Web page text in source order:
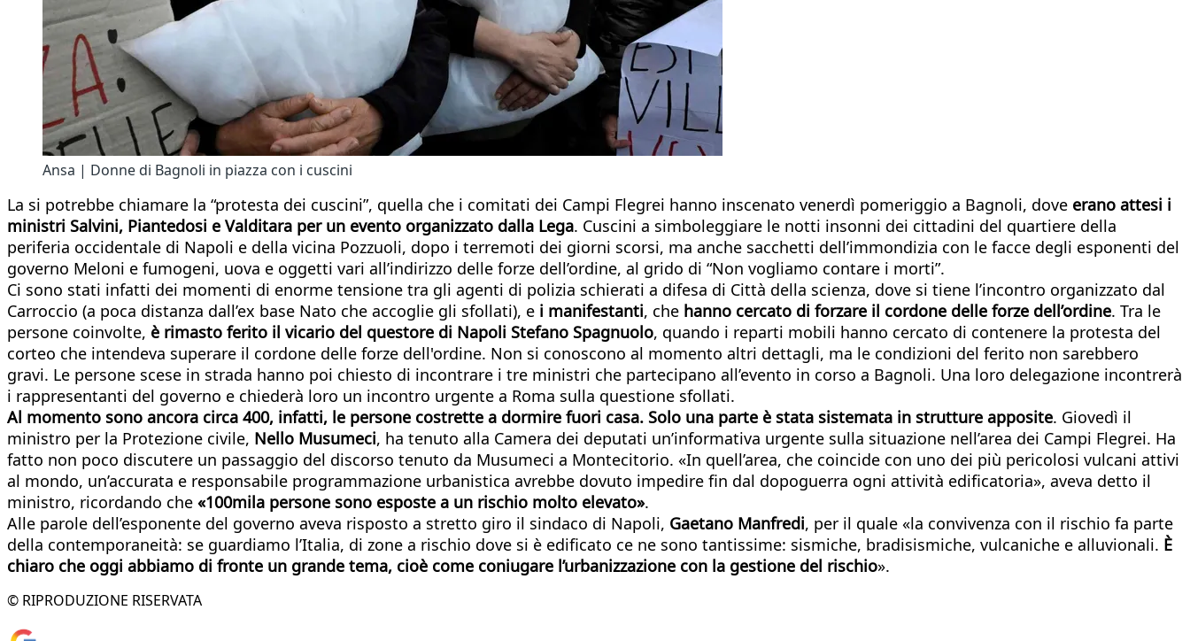
Ansa | Donne di Bagnoli in piazza con i cuscini
La si potrebbe chiamare la “protesta dei cuscini”, quella che i comitati dei Campi Flegrei hanno inscenato venerdì pomeriggio a Bagnoli, dove erano attesi i
ministri Salvini, Piantedosi e Valditara per un evento organizzato dalla Lega. Cuscini a simboleggiare le notti insonni dei cittadini del quartiere della
periferia occidentale di Napoli e della vicina Pozzuoli, dopo i terremoti dei giorni scorsi, ma anche sacchetti dell’immondizia con le facce degli esponenti del
governo Meloni e fumogeni, uova e oggetti vari all’indirizzo delle forze dell’ordine, al grido di “Non vogliamo contare i morti”.
Ci sono stati infatti dei momenti di enorme tensione tra gli agenti di polizia schierati a difesa di Città della scienza, dove si tiene l’incontro organizzato dal
Carroccio (a poca distanza dall’ex base Nato che accoglie gli sfollati), e i manifestanti, che hanno cercato di forzare il cordone delle forze dell’ordine. Tra le
persone coinvolte, è rimasto ferito il vicario del questore di Napoli Stefano Spagnuolo, quando i reparti mobili hanno cercato di contenere la protesta del
corteo che intendeva superare il cordone delle forze dell'ordine. Non si conoscono al momento altri dettagli, ma le condizioni del ferito non sarebbero
gravi. Le persone scese in strada hanno poi chiesto di incontrare i tre ministri che partecipano all’evento in corso a Bagnoli. Una loro delegazione incontrerà
i rappresentanti del governo e chiederà loro un incontro urgente a Roma sulla questione sfollati.
Al momento sono ancora circa 400, infatti, le persone costrette a dormire fuori casa. Solo una parte è stata sistemata in strutture apposite. Giovedì il
ministro per la Protezione civile, Nello Musumeci, ha tenuto alla Camera dei deputati un’informativa urgente sulla situazione nell’area dei Campi Flegrei. Ha
fatto non poco discutere un passaggio del discorso tenuto da Musumeci a Montecitorio. «In quell’area, che coincide con uno dei più pericolosi vulcani attivi
al mondo, un’accurata e responsabile programmazione urbanistica avrebbe dovuto impedire fin dal dopoguerra ogni attività edificatoria», aveva detto il
ministro, ricordando che «100mila persone sono esposte a un rischio molto elevato».
Alle parole dell’esponente del governo aveva risposto a stretto giro il sindaco di Napoli, Gaetano Manfredi, per il quale «la convivenza con il rischio fa parte
della contemporaneità: se guardiamo l’Italia, di zone a rischio dove si è edificato ce ne sono tantissime: sismiche, bradisismiche, vulcaniche e alluvionali. È
chiaro che oggi abbiamo di fronte un grande tema, cioè come coniugare l’urbanizzazione con la gestione del rischio».
© RIPRODUZIONE RISERVATA